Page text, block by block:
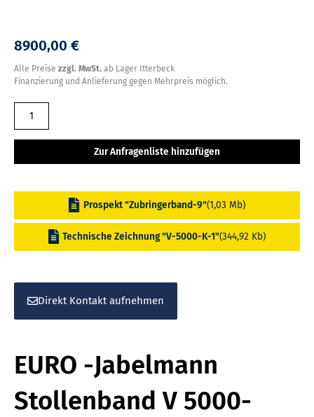
8900,00 €
Alle Preise zzgl. MwSt. ab Lager Itterbeck
Finanzierung und Anlieferung gegen Mehrpreis möglich.
EURO
-
Stollenband
Zur Anfragenliste hinzufügen
Prospekt "Zubringerband-9"(1,03 Mb)
Technische Zeichnung "V-5000-K-1"(344,92 Kb)
Direkt Kontakt aufnehmen
EURO -Jabelmann
Stollenband V 5000-